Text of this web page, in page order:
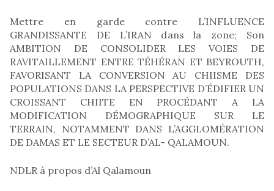
Mettre en garde contre L’INFLUENCE
GRANDISSANTE DE L’IRAN dans la zone; Son
AMBITION DE CONSOLIDER LES VOIES DE
RAVITAILLEMENT ENTRE TÉHÉRAN ET BEYROUTH,
FAVORISANT LA CONVERSION AU CHIISME DES
POPULATIONS DANS LA PERSPECTIVE D’ÉDIFIER UN
CROISSANT CHIITE EN PROCÉDANT A LA
MODIFICATION DÉMOGRAPHIQUE SUR LE
TERRAIN, NOTAMMENT DANS L’AGGLOMÉRATION
DE DAMAS ET LE SECTEUR D’AL- QALAMOUN.
NDLR à propos d’Al Qalamoun